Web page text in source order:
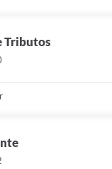
Tributos